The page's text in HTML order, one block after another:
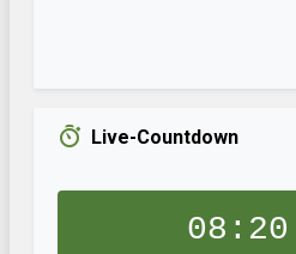
Live-Countdown